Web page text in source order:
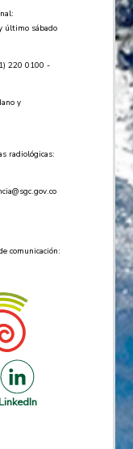
último sábado
220 0100 -
y
radiológicas:
comunicación: